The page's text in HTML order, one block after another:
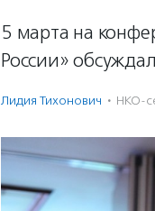
5 марта на
России»
Лидия Тихонович · НКО-